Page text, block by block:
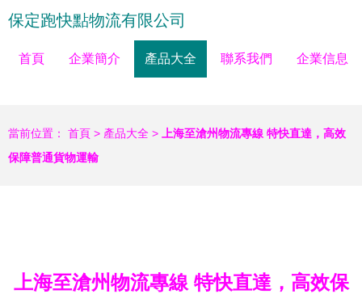
保定跑快點物流有限公司
首頁 企業簡介 產品大全 聯系我們 企業信息
當前位置： 首頁 > 產品大全 >
上海至滄州物流專線 特快直達，高效
保障普通貨物運輸
上海至滄州物流專線 特快直達，高效保